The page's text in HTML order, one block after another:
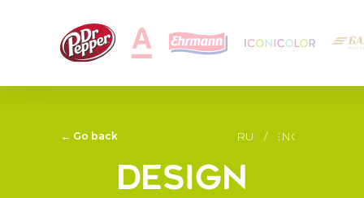
design
← Go back RU ENG
/